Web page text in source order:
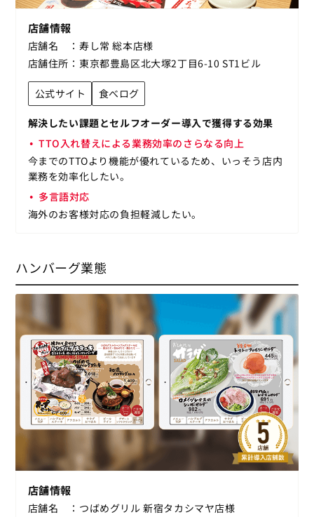
店舗情報
店舗名
寿し常 総本店様
店舗住所
東京都豊島区北大塚2丁目6-10 ST1ビル
公式サイト 食べログ
解決したい課題とセルフオーダー導入で獲得する効果
TTO入れ替えによる業務効率のさらなる向上
今までのTTOより機能が優れているため、いっそう店内
業務を効率化したい。
多言語対応
海外のお客様対応の負担軽減したい。
ハンバーグ業態
店舗情報
店舗名
つばめグリル 新宿タカシマヤ店様